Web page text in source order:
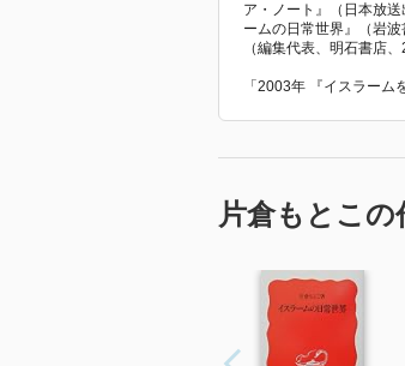
ア・ノート』（日本放
ームの日常世界』（岩
（編集代表、明石書店
「2003年 『イスラーム
片倉もとこの